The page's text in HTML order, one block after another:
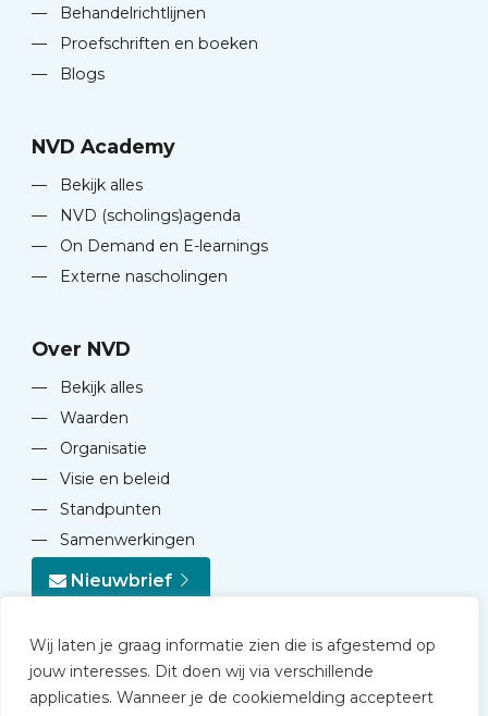
Wij laten je graag informatie zien die is afgestemd op
jouw interesses. Dit doen wij via verschillende
applicaties. Wanneer je de cookiemelding accepteert
—
Behandelrichtlijnen
—
Proefschriften en boeken
—
Blogs
NVD Academy
—
Bekijk alles
—
NVD (scholings)agenda
—
On Demand en E-learnings
—
Externe nascholingen
Over NVD
—
Bekijk alles
—
Waarden
—
Organisatie
—
Visie en beleid
—
Standpunten
—
Samenwerkingen
Nieuwbrief